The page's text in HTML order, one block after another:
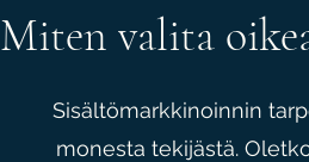
Miten valita
Sisältömarkkinoinnin
monesta tekijästä.